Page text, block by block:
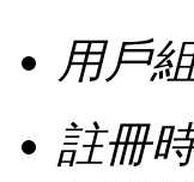
用戶
註冊